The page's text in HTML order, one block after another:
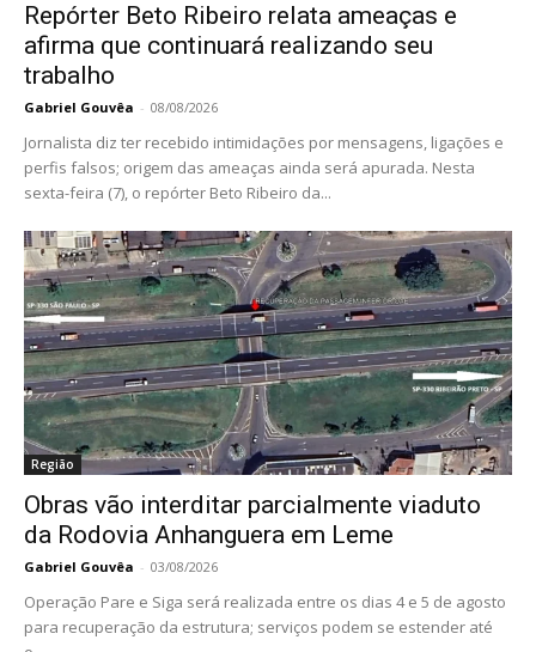
Repórter Beto Ribeiro relata ameaças e
afirma que continuará realizando seu
trabalho
Gabriel Gouvêa - 08/08/2026
Jornalista diz ter recebido intimidações por mensagens, ligações e
perfis falsos; origem das ameaças ainda será apurada. Nesta
sexta-feira (7), o repórter Beto Ribeiro da...
Região
Obras vão interditar parcialmente viaduto
da Rodovia Anhanguera em Leme
Gabriel Gouvêa - 03/08/2026
Operação Pare e Siga será realizada entre os dias 4 e 5 de agosto
para recuperação da estrutura; serviços podem se estender até